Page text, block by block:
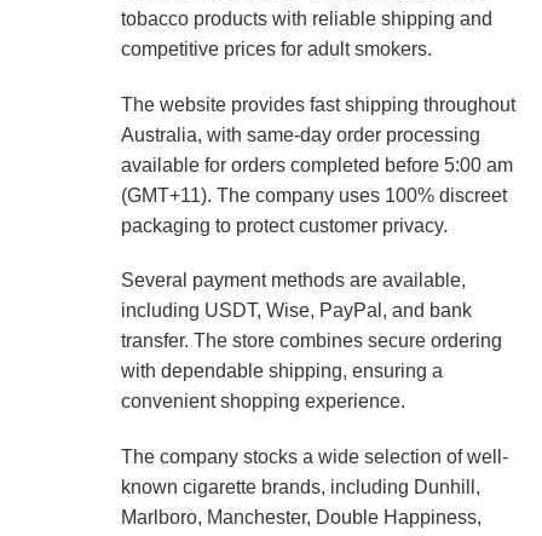
tobacco products with reliable shipping and
competitive prices for adult smokers.
The website provides fast shipping throughout
Australia, with same-day order processing
available for orders completed before 5:00 am
(GMT+11). The company uses 100% discreet
packaging to protect customer privacy.
Several payment methods are available,
including USDT, Wise, PayPal, and bank
transfer. The store combines secure ordering
with dependable shipping, ensuring a
convenient shopping experience.
The company stocks a wide selection of well-
known cigarette brands, including Dunhill,
Marlboro, Manchester, Double Happiness,